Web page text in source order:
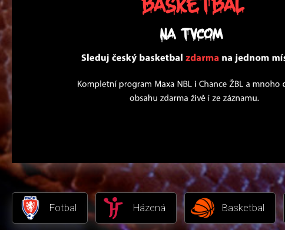
Fotbal Házená Basketbal